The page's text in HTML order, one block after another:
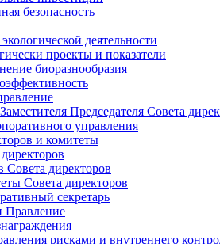
безопасность
деятельности
проекты и показатели
биоразнообразия
Председателя Совета
управления
и комитеты
Совета директоров
Совета директоров
секретарь
Правление
рисками и внутреннего